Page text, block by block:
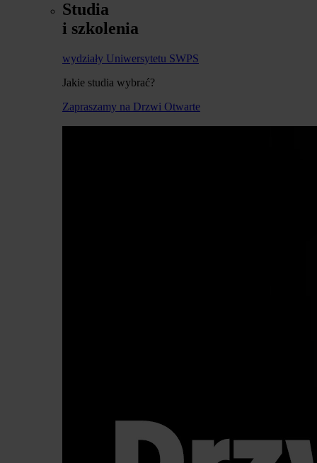
Studia
i szkolenia
wydziały Uniwersytetu SWPS
Jakie studia wybrać?
Zapraszamy na Drzwi Otwarte